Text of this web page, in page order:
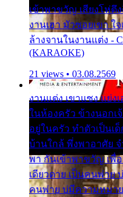
เข้าพาขวัญ เสียงโห่ตึ
งานเฮา มัวซอยเขา
ล้างจานในงานแต่ง -
(KARAOKE)
21 views • 03.08.2569
งานแต่ง เขาแซง แย่
ในห้องครัว ข้างนอกเ
อยู่ในครัว ทำตัวเป็นเ
บ้านใกล้ พึ่งพาอาศัย จ
พา กันเข้าพาขวัญ เพื่อ
เดียวดาย เป็นคนพ่าย
คนพ่าย บ่มีความหมาย